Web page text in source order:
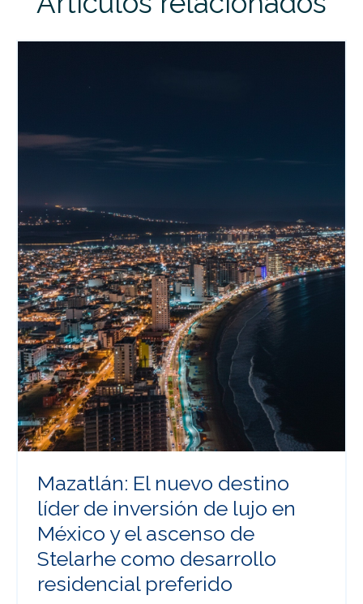
Mazatlán: El nuevo destino
líder de inversión de lujo en
México y el ascenso de
Stelarhe como desarrollo
residencial preferido